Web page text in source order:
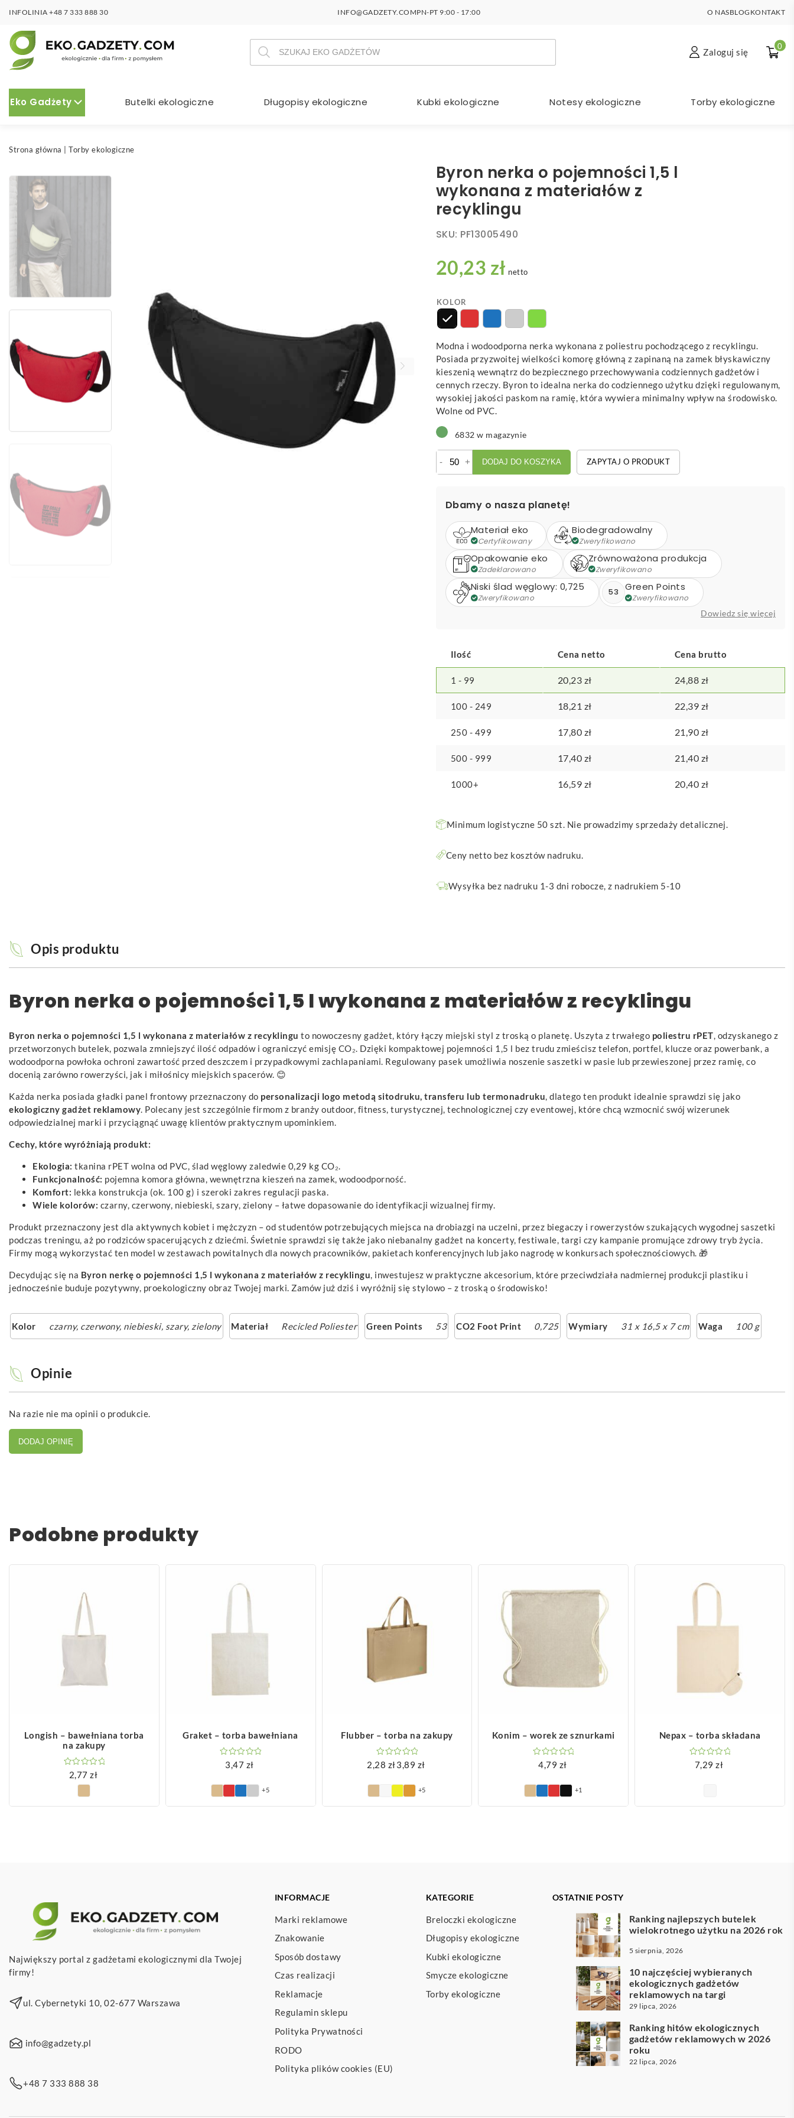
INFOLINIA +48 7 333 888 30 INFO@GADZETY.COMPN-PT 9:00 - 17:00 O NASBLOG KONTAKT
Wyszukiwarka
produktów
Zaloguj się
0
Eko Gadżety Butelki ekologiczne Długopisy ekologiczne Kubki ekologiczne Notesy ekologiczne Torby ekologiczne
Strona główna Torby ekologiczne
Byron nerka o pojemności 1,5 l
wykonana z materiałów z
recyklingu
SKU: PF13005490
20,23 zł netto
KOLOR
Modna i wodoodporna nerka wykonana z poliestru pochodzącego z recyklingu.
Posiada przyzwoitej wielkości komorę główną z zapinaną na zamek błyskawiczny
kieszenią wewnątrz do bezpiecznego przechowywania codziennych gadżetów i
cennych rzeczy. Byron to idealna nerka do codziennego użytku dzięki regulowanym,
wysokiej jakości paskom na ramię, która wywiera minimalny wpływ na środowisko.
Wolne od PVC.
6832 w magazynie
-
ilość
pojemności
wykonana
materiałów
recyklingu
+ DODAJ DO KOSZYKA ZAPYTAJ O PRODUKT
Dbamy o nasza planetę!
Materiał eko
Certyfikowany
Biodegradowalny
Zweryfikowano
Opakowanie eko
Zadeklarowano
Zrównoważona produkcja
Zweryfikowano
Niski ślad węglowy: 0,725
Zweryfikowano
53 Green Points
Zweryfikowano
Dowiedz się więcej
Ilość Cena netto Cena brutto
1 - 99 20,23 zł 24,88 zł
100 - 249 18,21 zł 22,39 zł
250 - 499 17,80 zł 21,90 zł
500 - 999 17,40 zł 21,40 zł
1000+ 16,59 zł 20,40 zł
Minimum logistyczne 50 szt. Nie prowadzimy sprzedaży detalicznej.
Ceny netto bez kosztów nadruku.
Wysyłka bez nadruku 1-3 dni robocze, z nadrukiem 5-10
Opis produktu
Byron nerka o pojemności 1,5 l wykonana z materiałów z recyklingu
Byron nerka o pojemności 1,5 l wykonana z materiałów z recyklingu to nowoczesny gadżet, który łączy miejski styl z troską o planetę. Uszyta z trwałego poliestru rPET, odzyskanego z
przetworzonych butelek, pozwala zmniejszyć ilość odpadów i ograniczyć emisję CO₂. Dzięki kompaktowej pojemności 1,5 l bez trudu zmieścisz telefon, portfel, klucze oraz powerbank, a
wodoodporna powłoka ochroni zawartość przed deszczem i przypadkowymi zachlapaniami. Regulowany pasek umożliwia noszenie saszetki w pasie lub przewieszonej przez ramię, co
docenią zarówno rowerzyści, jak i miłośnicy miejskich spacerów. 😊
Każda nerka posiada gładki panel frontowy przeznaczony do personalizacji logo metodą sitodruku, transferu lub termonadruku, dlatego ten produkt idealnie sprawdzi się jako
ekologiczny gadżet reklamowy. Polecany jest szczególnie firmom z branży outdoor, fitness, turystycznej, technologicznej czy eventowej, które chcą wzmocnić swój wizerunek
odpowiedzialnej marki i przyciągnąć uwagę klientów praktycznym upominkiem.
Cechy, które wyróżniają produkt:
Ekologia: tkanina rPET wolna od PVC, ślad węglowy zaledwie 0,29 kg CO₂.
Funkcjonalność: pojemna komora główna, wewnętrzna kieszeń na zamek, wodoodporność.
Komfort: lekka konstrukcja (ok. 100 g) i szeroki zakres regulacji paska.
Wiele kolorów: czarny, czerwony, niebieski, szary, zielony – łatwe dopasowanie do identyfikacji wizualnej firmy.
Produkt przeznaczony jest dla aktywnych kobiet i mężczyzn – od studentów potrzebujących miejsca na drobiazgi na uczelni, przez biegaczy i rowerzystów szukających wygodnej saszetki
podczas treningu, aż po rodziców spacerujących z dziećmi. Świetnie sprawdzi się także jako niebanalny gadżet na koncerty, festiwale, targi czy kampanie promujące zdrowy tryb życia.
Firmy mogą wykorzystać ten model w zestawach powitalnych dla nowych pracowników, pakietach konferencyjnych lub jako nagrodę w konkursach społecznościowych. 🎁
Decydując się na Byron nerkę o pojemności 1,5 l wykonana z materiałów z recyklingu, inwestujesz w praktyczne akcesorium, które przeciwdziała nadmiernej produkcji plastiku i
jednocześnie buduje pozytywny, proekologiczny obraz Twojej marki. Zamów już dziś i wyróżnij się stylowo – z troską o środowisko!
Kolor czarny, czerwony, niebieski, szary, zielony Materiał Recicled Poliester Green Points 53 CO2 Foot Print 0,725 Wymiary 31 x 16,5 x 7 cm Waga 100 g
Opinie
Na razie nie ma opinii o produkcie.
DODAJ OPINIĘ
Podobne produkty
Longish – bawełniana torba
na zakupy
2,77zł
Graket – torba bawełniana
3,47 zł
+5
Flubber – torba na zakupy
2,28 zł3,89 zł
+5
Konim – worek ze sznurkami
4,79 zł
+1
Nepax – torba składana
7,29zł
Największy portal z gadżetami ekologicznymi dla Twojej
firmy!
ul. Cybernetyki 10, 02-677 Warszawa
info@gadzety.pl
+48 7 333 888 38
INFORMACJE
Marki reklamowe
Znakowanie
Sposób dostawy
Czas realizacji
Reklamacje
Regulamin sklepu
Polityka Prywatności
RODO
Polityka plików cookies (EU)
KATEGORIE
Breloczki ekologiczne
Długopisy ekologiczne
Kubki ekologiczne
Smycze ekologiczne
Torby ekologiczne
OSTATNIE POSTY
Ranking najlepszych butelek
wielokrotnego użytku na 2026 rok
5 sierpnia, 2026
10 najczęściej wybieranych
ekologicznych gadżetów
reklamowych na targi
29 lipca, 2026
Ranking hitów ekologicznych
gadżetów reklamowych w 2026
roku
22 lipca, 2026